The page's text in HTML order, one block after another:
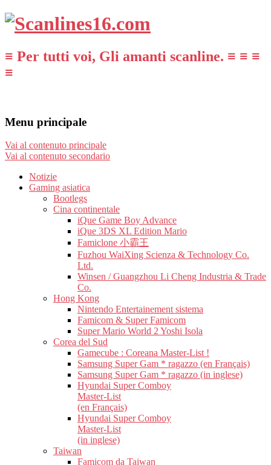
≡ Per tutti voi, Gli amanti scanline. ≡ ≡ ≡
≡
Menu principale
Vai al contenuto principale
Vai al contenuto secondario
Notizie
Gaming asiatica
Bootlegs
Cina continentale
iQue Game Boy Advance
iQue 3DS XL Edition Mario
Famiclone 小霸王
Fuzhou WaiXing Scienza & Technology Co.
Ltd.
Winsen / Guangzhou Li Cheng Industria & Trade
Co.
Hong Kong
Nintendo Entertainement sistema
Famicom & Super Famicom
Super Mario World 2 Yoshi Isola
Corea del Sud
Gamecube : Coreana Master-List !
Samsung Super Gam * ragazzo (en Français)
Samsung Super Gam * ragazzo (in inglese)
Hyundai Super Comboy
Master-List
(en Français)
Hyundai Super Comboy
Master-List
(in inglese)
Taiwan
Famicom da Taiwan